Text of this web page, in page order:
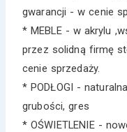
gwarancji - w cenie
* MEBLE - w akrylu
przez solidną firmę
cenie sprzedaży.
* PODŁOGI -
grubości, gres
* OŚWIETLENIE -